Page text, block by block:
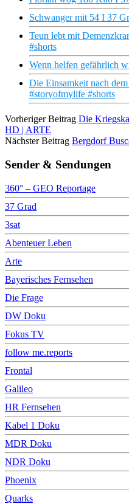
Schwanger mit 54 I 37
Teun lebt mit
#shorts
Wenn helfen gefährlich
Die Einsamkeit nach
#storyofmylife #shorts
Vorheriger Beitrag Die
HD | ARTE
Nächster Beitrag Bergdorf
Sender & Sendungen
360° – GEO Reportage
37 Grad
3sat
Abenteuer Leben
Arte
Bayerisches Fernsehen
Die Frage
DW Doku
Fokus TV
follow me.reports
Frontal
Galileo
HR Fernsehen
Kabel 1 Doku
MDR Doku
NDR Doku
Phoenix
Quarks